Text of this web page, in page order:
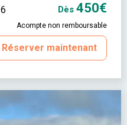
6 Dès 450€
Acompte non remboursable
Réserver maintenant